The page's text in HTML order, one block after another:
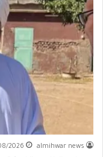
almihwar news
2026